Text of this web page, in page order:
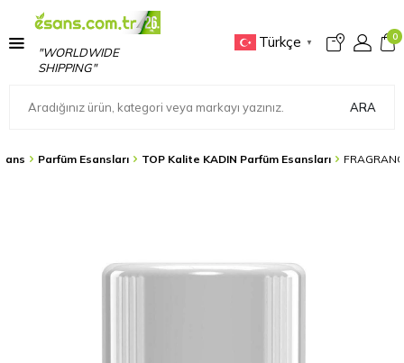
"WORLDWIDE
SHIPPING"
Türkçe ▼
0
ARA
Parfüm Esansları TOP Kalite KADIN Parfüm Esansları